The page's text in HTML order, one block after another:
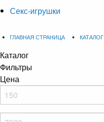
Секс-игрушки
ГЛАВНАЯ СТРАНИЦА КАТАЛОГ
Каталог
Фильтры
Цена